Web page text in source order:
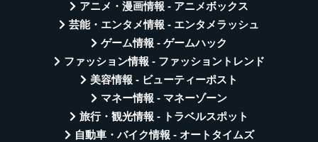
アニメ・漫画情報 - アニメボックス
芸能・エンタメ情報 - エンタメラッシュ
ゲーム情報 - ゲームハック
ファッション情報 - ファッショントレンド
美容情報 - ビューティーポスト
マネー情報 - マネーゾーン
旅行・観光情報 - トラベルスポット
自動車・バイク情報 - オートタイムズ